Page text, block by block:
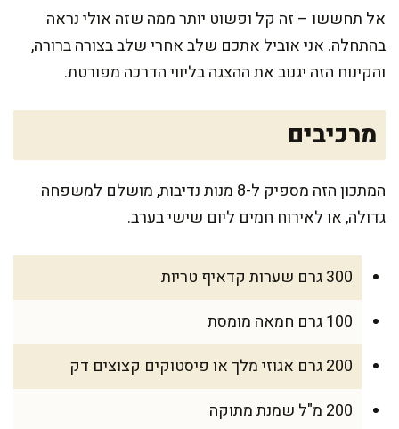
אל תחששו – זה קל ופשוט יותר ממה שזה אולי נראה
בהתחלה. אני אוביל אתכם שלב אחרי שלב בצורה ברורה,
והקינוח הזה יגנוב את ההצגה בליווי הדרכה מפורטת.
מרכיבים
המתכון הזה מספיק ל-8 מנות נדיבות, מושלם למשפחה
גדולה, או לאירוח חמים ליום שישי בערב.
300 גרם שערות קדאיף טריות
100 גרם חמאה מומסת
200 גרם אגוזי מלך או פיסטוקים קצוצים דק
200 מ"ל שמנת מתוקה